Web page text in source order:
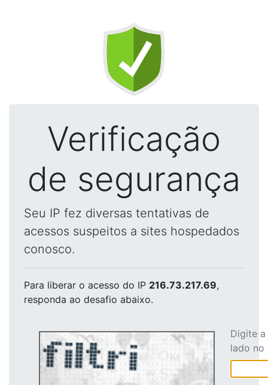
Verificação
de segurança
Seu IP fez diversas tentativas de
acessos suspeitos a sites hospedados
conosco.
Para liberar o acesso do IP 216.73.217.69,
responda ao desafio abaixo.
Digite
lado no